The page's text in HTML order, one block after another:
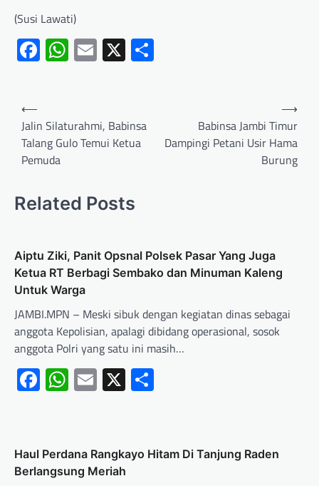
(Susi Lawati)
Facebook
WhatsApp
Email
X
⟵
Jalin Silaturahmi, Babinsa
Talang Gulo Temui Ketua
Pemuda
Babinsa Jambi Timur
Dampingi Petani Usir Hama
Burung
⟶
Related Posts
Aiptu Ziki, Panit Opsnal Polsek Pasar Yang Juga
Ketua RT Berbagi Sembako dan Minuman Kaleng
Untuk Warga
JAMBI.MPN – Meski sibuk dengan kegiatan dinas sebagai
anggota Kepolisian, apalagi dibidang operasional, sosok
anggota Polri yang satu ini masih…
Facebook
WhatsApp
Email
X
Haul Perdana Rangkayo Hitam Di Tanjung Raden
Berlangsung Meriah